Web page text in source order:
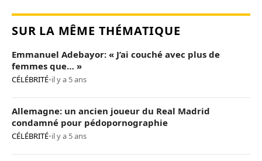
SUR LA MÊME THÉMATIQUE
Emmanuel Adebayor: « J’ai couché avec plus de
femmes que… »
CÉLÉBRITÉ•il y a 5 ans
Allemagne: un ancien joueur du Real Madrid
condamné pour pédopornographie
CÉLÉBRITÉ•il y a 5 ans